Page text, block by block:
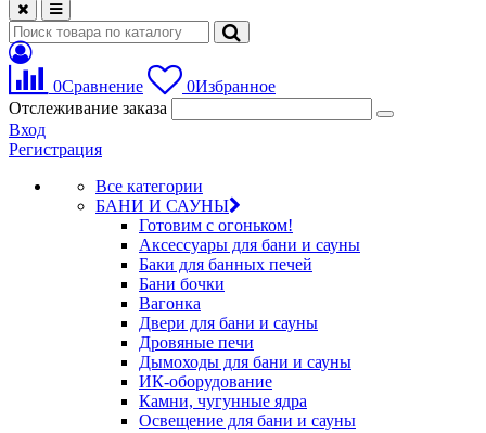
0Сравнение 0Избранное
Отслеживание заказа
Вход
Регистрация
Все категории
БАНИ И САУНЫ
Готовим с огоньком!
Аксессуары для бани и сауны
Баки для банных печей
Бани бочки
Вагонка
Двери для бани и сауны
Дровяные печи
Дымоходы для бани и сауны
ИК-оборудование
Камни, чугунные ядра
Освещение для бани и сауны